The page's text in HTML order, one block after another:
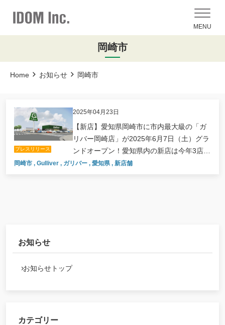
MENU
岡崎市
Home お知らせ 岡崎市
2025年04月23日
プレスリリース
【新店】愛知県岡崎市に市内最大級の「ガ
リバー岡崎店」が2025年6月7日（土）グラ
ンドオープン！愛知県内の新店は今年3店舗
目
岡崎市 , Gulliver , ガリバー , 愛知県, 新店舗
お知らせ
お知らせトップ
カテゴリー